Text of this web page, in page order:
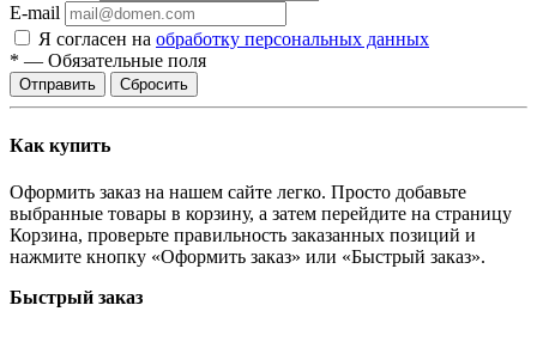
E-mail
Я согласен на обработку персональных данных
* — Обязательные поля
Сбросить
Как купить
Оформить заказ на нашем сайте легко. Просто добавьте
выбранные товары в корзину, а затем перейдите на страницу
Корзина, проверьте правильность заказанных позиций и
нажмите кнопку «Оформить заказ» или «Быстрый заказ».
Быстрый заказ